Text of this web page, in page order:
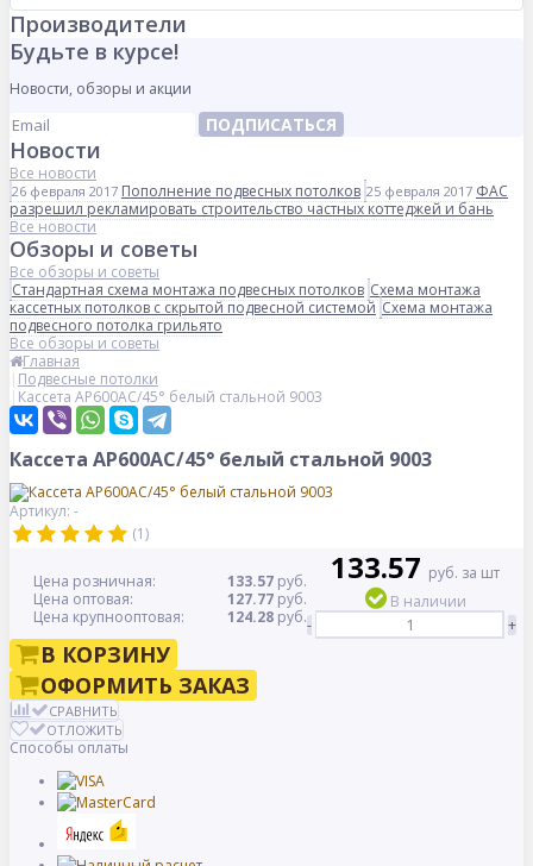
Производители
Будьте в курсе!
Новости, обзоры и акции
ПОДПИСАТЬСЯ
Новости
Все новости
26 февраля 2017 Пополнение подвесных потолков 25 февраля 2017 ФАС
разрешил рекламировать строительство частных коттеджей и бань
Все новости
Обзоры и советы
Все обзоры и советы
Стандартная схема монтажа подвесных потолков Схема монтажа
кассетных потолков с скрытой подвесной системой Схема монтажа
подвесного потолка грильято
Все обзоры и советы
Главная
Подвесные потолки
Кассета AP600AC/45° белый стальной 9003
Кассета AP600AC/45° белый стальной 9003
Артикул: -
(1)
Цена розничная: 133.57 руб.
Цена оптовая:
127.77 руб.
Цена крупнооптовая:
124.28 руб.
133.57 руб. за шт
В наличии
-
+
В КОРЗИНУ
ОФОРМИТЬ ЗАКАЗ
СРАВНИТЬ
ОТЛОЖИТЬ
Способы оплаты